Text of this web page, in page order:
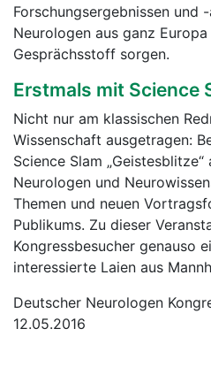
Forschungsergebnissen und
Neurologen aus ganz
Gesprächsstoff sorgen.
Erstmals mit Science
Nicht nur am klassischen
Wissenschaft ausgetragen:
Science Slam
Neurologen und
Themen und neuen
Publikums. Zu dieser
Kongressbesucher genauso
interessierte Laien aus
Deutscher Neurologen
12.05.2016